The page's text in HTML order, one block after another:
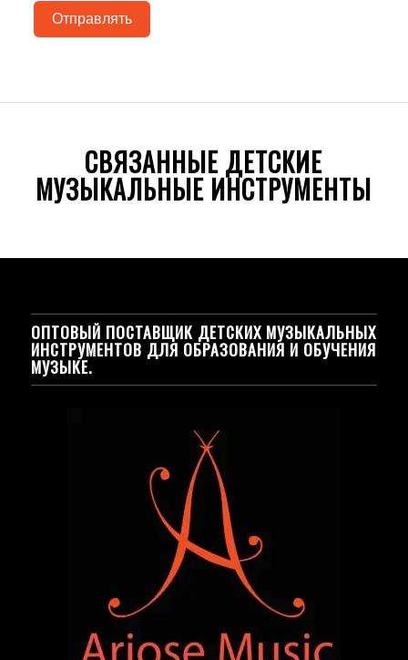
Отправлять
СВЯЗАННЫЕ ДЕТСКИЕ
МУЗЫКАЛЬНЫЕ ИНСТРУМЕНТЫ
ОПТОВЫЙ ПОСТАВЩИК ДЕТСКИХ МУЗЫКАЛЬНЫХ
ИНСТРУМЕНТОВ ДЛЯ ОБРАЗОВАНИЯ И ОБУЧЕНИЯ
МУЗЫКЕ.